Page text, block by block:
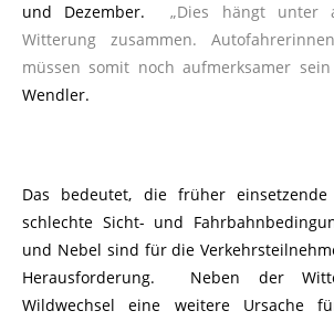
und Dezember.„Dies hängt unter
Witterung zusammen.
müssen somit noch aufmerksamer
Wendler.
Das bedeutet, die früher
schlechte Sicht- und
und Nebel sind für die
Herausforderung. Neben der
Wildwechsel eine weitere Ursache